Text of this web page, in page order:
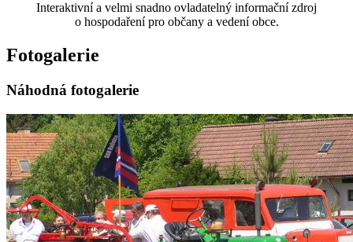
Interaktivní a velmi snadno ovladatelný informační zdroj
o hospodaření pro občany a vedení obce.
Fotogalerie
Náhodná fotogalerie